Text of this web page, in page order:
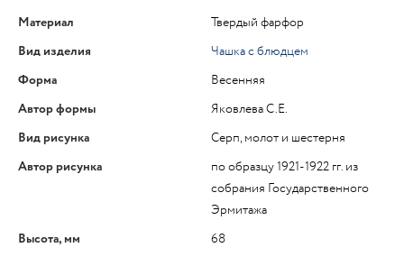
Материал
Твердый фарфор
Вид изделия
Чашка с блюдцем
Форма
Весенняя
Автор формы
Яковлева С.Е.
Вид рисунка
Серп, молот и шестерня
Автор рисунка
по образцу 1921-1922 гг. из
собрания Государственного
Эрмитажа
Высота, мм
68